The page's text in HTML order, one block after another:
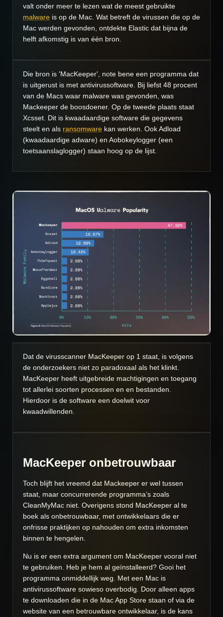
valt onder meer te lezen wat de meest gebruikte
malware is op de Mac. Wat betreft de virussen die op de
Mac werden gevonden, ontdekte Elastic dat bijna de
helft afkomstig is van één bron.
Die bron is 'MacKeeper', note bene een programma dat
is uitgerust is met antivirussoftware. Bij liefst 48 procent
van de Macs waar malware was gevonden, was
Mackeeper de boosdoener. Op de tweede plaats staat
Xcsset. Dit is kwaadaardige software die gegevens
steelt en als ransomware kan werken. Ook Adload
(kwaadaardige adware) en Aobokeylogger (een
toetsaanslaglogger) staan hoog op de lijst.
Dat de virusscanner MacKeeper op 1 staat, is volgens
de onderzoekers niet zo paradoxaal als het klinkt.
MacKeeper heeft uitgebreide machtigingen en toegang
tot allerlei soorten processen en en bestanden.
Hierdoor is de software een doelwit voor
kwaadwillenden.
MacKeeper onbetrouwbaar
Toch blijft het vreemd dat Mackeeper er wel tussen
staat, maar concurrerende programma’s zoals
CleanMyMac niet. Overigens stond MacKeeper al te
boek als onbetrouwbaar, met ontwikkelaars die er
onfrisse praktijken op nahouden om extra inkomsten
binnen te hengelen.
Nu is er een extra argument om MacKeeper vooral niet
te gebruiken. Heb je hem al geïnstalleerd? Gooi het
programma onmiddellijk weg. Met een Mac is
antivirussoftware sowieso overbodig. Door alleen apps
te downloaden die in de Mac App Store staan of via de
website van een betrouwbare ontwikkelaar, is de kans